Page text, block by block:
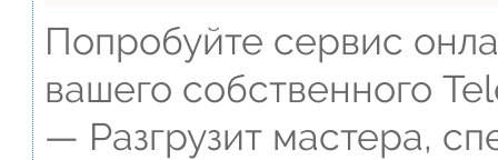
Попробуйте сервис
вашего собственного
— Разгрузит мастера,